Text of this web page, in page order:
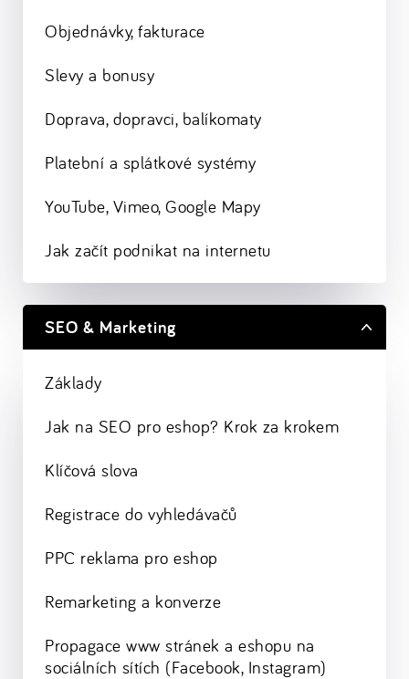
Objednávky, fakturace
Slevy a bonusy
Doprava, dopravci, balíkomaty
Platební a splátkové systémy
YouTube, Vimeo, Google Mapy
Jak začít podnikat na internetu
SEO & Marketing
Základy
Jak na SEO pro eshop? Krok za krokem
Klíčová slova
Registrace do vyhledávačů
PPC reklama pro eshop
Remarketing a konverze
Propagace www stránek a eshopu na
sociálních sítích (Facebook, Instagram)